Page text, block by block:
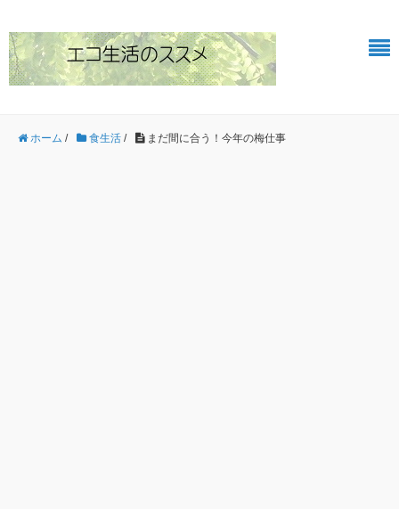
ホーム / 食生活 / まだ間に合う！今年の梅仕事